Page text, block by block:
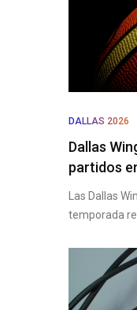
DALLAS 2026
Dallas
partidos
Las Dallas
temporada